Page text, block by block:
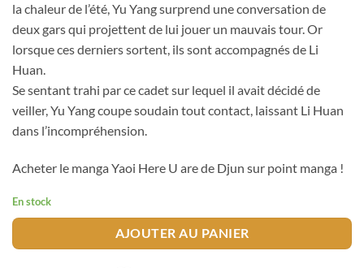
la chaleur de l’été, Yu Yang surprend une conversation de
deux gars qui projettent de lui jouer un mauvais tour. Or
lorsque ces derniers sortent, ils sont accompagnés de Li
Huan.
Se sentant trahi par ce cadet sur lequel il avait décidé de
veiller, Yu Yang coupe soudain tout contact, laissant Li Huan
dans l’incompréhension.
Acheter le manga Yaoi Here U are de Djun sur point manga !
En stock
AJOUTER AU PANIER